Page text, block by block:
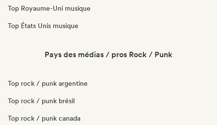
Top Royaume-Uni musique
Top États Unis musique
Pays des médias / pros Rock / Punk
Top rock / punk argentine
Top rock / punk brésil
Top rock / punk canada